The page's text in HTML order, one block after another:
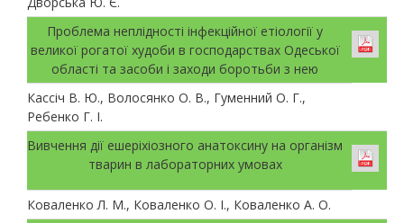
Проблема неплідності інфекційної етіології у
великої рогатої худоби в господарствах Одеської
області та засоби і заходи боротьби з нею
Кассіч В. Ю., Волосянко О. В., Гуменний О. Г.,
Ребенко Г. І.
Вивчення дії ешеріхіозного анатоксину на організм
тварин в лабораторних умовах
Коваленко Л. М., Коваленко О. І., Коваленко А. О.